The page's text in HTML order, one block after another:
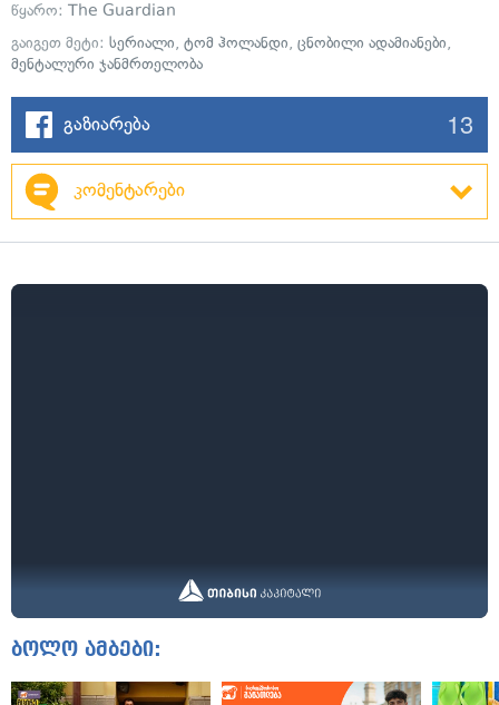
წყარო: The Guardian
გაიგეთ მეტი: სერიალი, ტომ ჰოლანდი, ცნობილი ადამიანები,
მენტალური ჯანმრთელობა
გაზიარება 13
კომენტარები
ბოლო ამბები: